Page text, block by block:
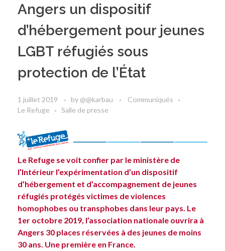
Angers un dispositif
d’hébergement pour jeunes
LGBT réfugiés sous
protection de l’État
1 juillet 2019 by @@karbau
Communiqués
Le Refuge
Salle de presse
Le Refuge se voit confier par le ministère de
l’Intérieur l’expérimentation d’un dispositif
d’hébergement et d’accompagnement de jeunes
réfugiés protégés victimes de violences
homophobes ou transphobes dans leur pays. Le
1er octobre 2019, l’association nationale ouvrira à
Angers 30 places réservées à des jeunes de moins
30 ans. Une première en France.